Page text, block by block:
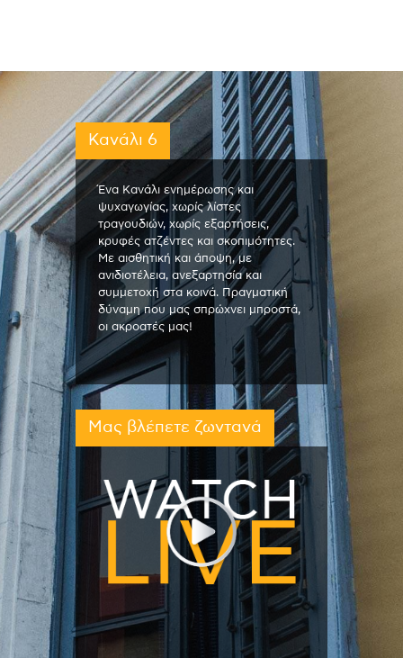
Κανάλι 6
Ένα Κανάλι ενημέρωσης και
ψυχαγωγίας, χωρίς λίστες
τραγουδιών, χωρίς εξαρτήσεις,
κρυφές ατζέντες και σκοπιμότητες.
Με αισθητική και άποψη, με
ανιδιοτέλεια, ανεξαρτησία και
συμμετοχή στα κοινά. Πραγματική
δύναμη που μας σπρώχνει μπροστά,
οι ακροατές μας!
Μας βλέπετε ζωντανά